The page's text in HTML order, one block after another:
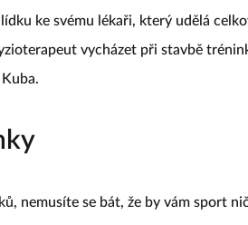
ke svému lékaři, který udělá
vycházet při stavbě
nemusíte se bát, že by vám sport